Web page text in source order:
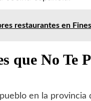
restaurantes en
que No Te
en la